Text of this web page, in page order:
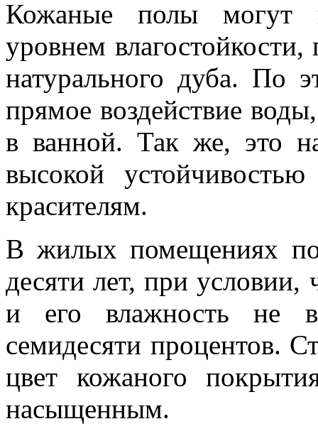
Кожаные полы могут
уровнем
натурального дуба. По
прямое воздействие
в ванной. Так же, это
высокой
красителям.
В жилых помещениях
десяти лет, при
и его влажность не
семидесяти процентов.
цвет кожаного
насыщенным.